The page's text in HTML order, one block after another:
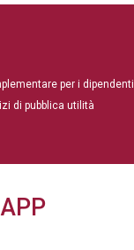
per i dipendenti
di pubblica utilità